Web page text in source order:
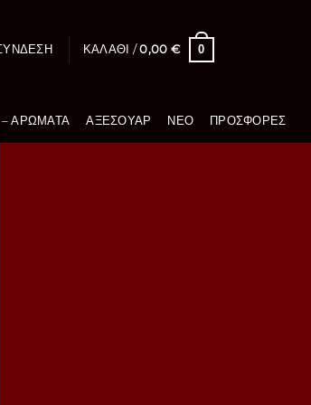
ΚΑΛΆΘΙ /0,00 € 0
– ΑΡΏΜΑΤΑ ΑΞΕΣΟΥΆΡ ΝΈΟ ΠΡΟΣΦΟΡΈΣ